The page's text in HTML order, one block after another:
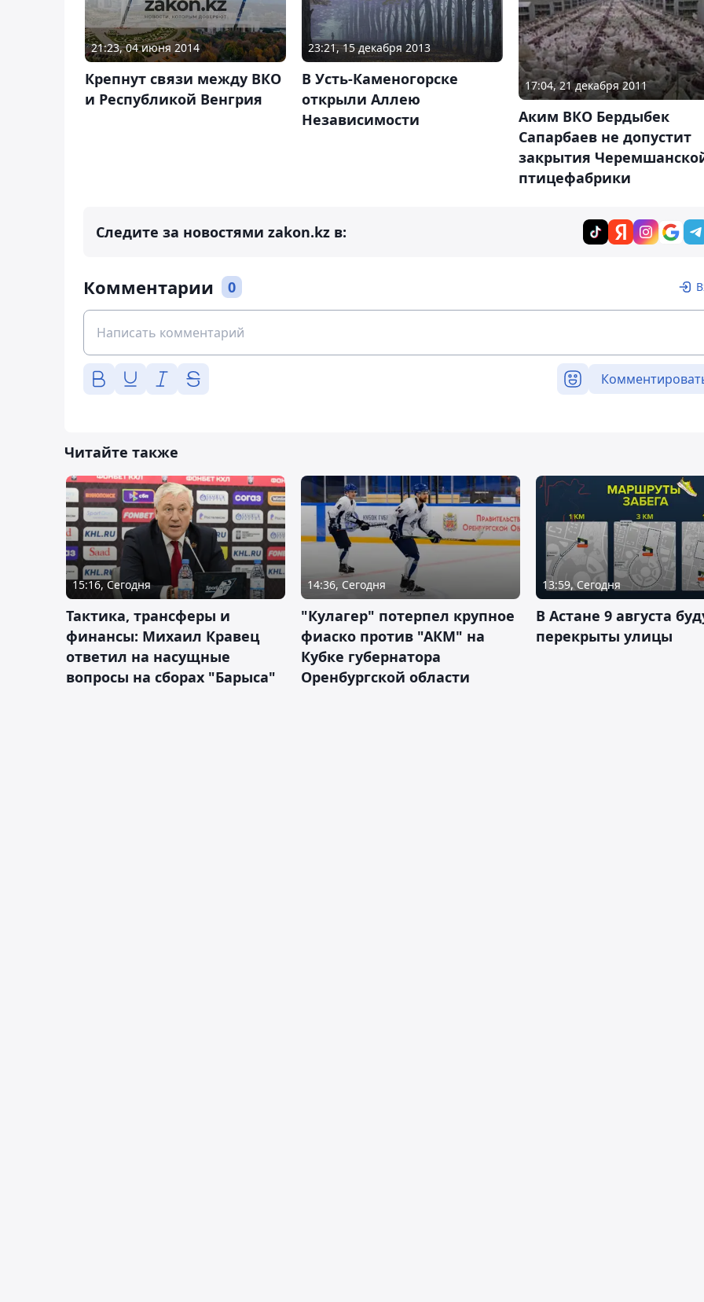
21:23, 04 июня 2014
Крепнут связи между ВКО
и Республикой Венгрия
23:21, 15 декабря 2013
В Усть-Каменогорске
открыли Аллею
Независимости
17:04, 21 декабря 2011
Аким ВКО Бердыбек
Сапарбаев не допустит
закрытия
птицефабрики
Следите за новостями zakon.kz в:
Комментарии 0
Читайте также
15:16, Сегодня
Тактика, трансферы и
финансы: Михаил Кравец
ответил на насущные
вопросы на сборах "Барыса"
14:36, Сегодня
"Кулагер" потерпел крупное
фиаско против "АКМ" на
Кубке губернатора
Оренбургской области
13:59, Сегодня
В Астане 9 августа
перекрыты улицы